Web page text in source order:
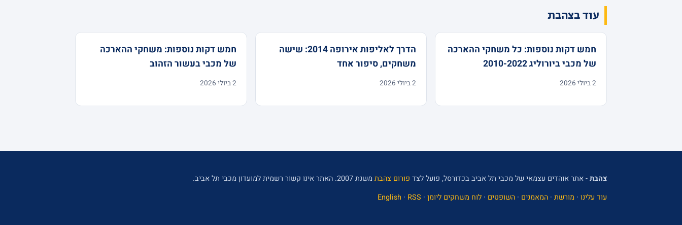
עוד בצהבת
חמש דקות נוספות: כל משחקי ההארכה
של מכבי ביורוליג 2010-2022
2 ביולי 2026
הדרך לאליפות אירופה 2014: שישה
משחקים, סיפור אחד
2 ביולי 2026
חמש דקות נוספות: משחקי ההארכה
של מכבי בעשור הזהוב
2 ביולי 2026
צהבת- אתר אוהדים עצמאי של מכבי תל אביב בכדורסל, פועל לצד פורום צהבת משנת 2007. האתר אינו קשור רשמית למועדון מכבי תל אביב.
עוד עלינו · מורשת · המאמנים · השופטים · לוח משחקים ליומן ·
English · RSS